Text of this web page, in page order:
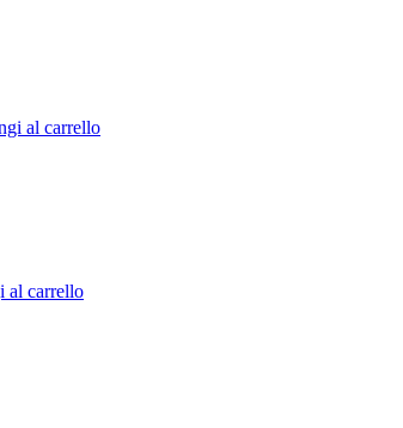
al carrello
al carrello